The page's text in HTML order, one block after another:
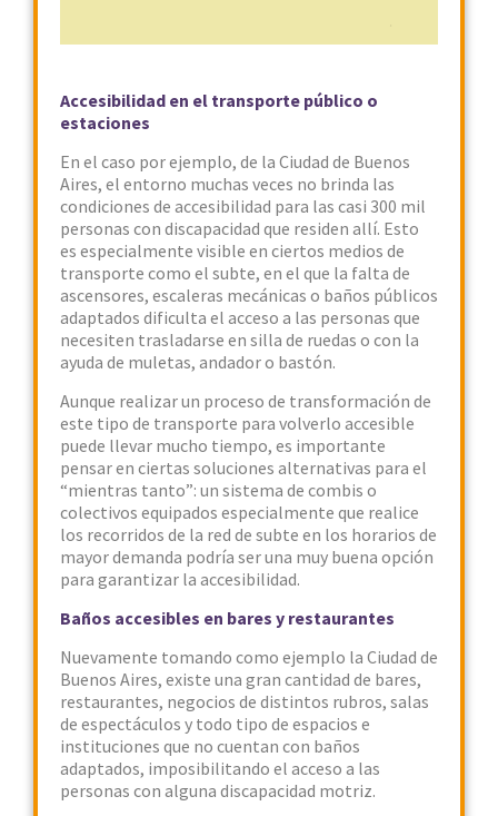
Accesibilidad en el transporte público o
estaciones
En el caso por ejemplo, de la Ciudad de Buenos
Aires, el entorno muchas veces no brinda las
condiciones de accesibilidad para las casi 300 mil
personas con discapacidad que residen allí. Esto
es especialmente visible en ciertos medios de
transporte como el subte, en el que la falta de
ascensores, escaleras mecánicas o baños públicos
adaptados dificulta el acceso a las personas que
necesiten trasladarse en silla de ruedas o con la
ayuda de muletas, andador o bastón.
Aunque realizar un proceso de transformación de
este tipo de transporte para volverlo accesible
puede llevar mucho tiempo, es importante
pensar en ciertas soluciones alternativas para el
“mientras tanto”: un sistema de combis o
colectivos equipados especialmente que realice
los recorridos de la red de subte en los horarios de
mayor demanda podría ser una muy buena opción
para garantizar la accesibilidad.
Baños accesibles en bares y restaurantes
Nuevamente tomando como ejemplo la Ciudad de
Buenos Aires, existe una gran cantidad de bares,
restaurantes, negocios de distintos rubros, salas
de espectáculos y todo tipo de espacios e
instituciones que no cuentan con baños
adaptados, imposibilitando el acceso a las
personas con alguna discapacidad motriz.